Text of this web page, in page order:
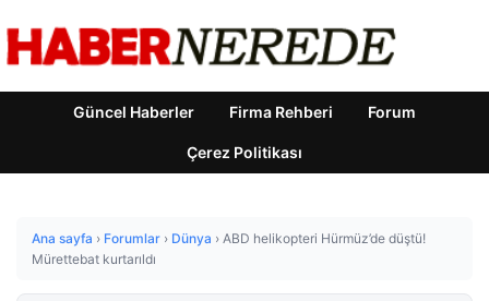
Güncel Haberler Firma Rehberi Forum
Çerez Politikası
Ana sayfa › Forumlar › Dünya › ABD helikopteri Hürmüz’de düştü!
Mürettebat kurtarıldı